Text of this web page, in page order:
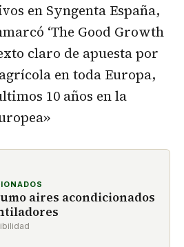
en Syngenta España,
‘The Good Growth
claro de apuesta por
en toda Europa,
10 años en la
aires acondicionados